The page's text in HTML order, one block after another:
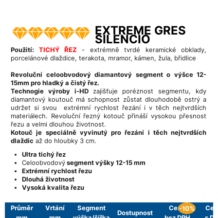
EXTREME GRES
SILENCIO
Použití: TICHÝ ŘEZ - extrémně tvrdé keramické obklady,
porcelánové dlaždice, terakota, mramor, kámen, žula, břidlice
Revoluční celoobvodový diamantový segment o výšce 12-
15mm pro hladký a čistý řez.
Technogie výroby i-HD zajišťuje poréznost segmentu, kdy
diamantový koutouč má schopnost zůstat dlouhodobě ostrý a
udržet si svou extrémní rychlost řezání i v těch nejtvrdších
materiálech. Revoluční řezný kotouč přináší vysokou přesnost
řezu a velmi dlouhou životnost.
Kotouč je speciálně vyvinutý pro řezání i těch nejtvrdších
dlaždic až do hloubky 3 cm.
Ultra tichý řez
Celoobvodovýsegment výšky 12-15 mm
Extrémní rychlost řezu
Dlouhá životnost
Vysoká kvalita řezu
Průměr
Vrtání
Segment
Dostupnost
Cena-10%